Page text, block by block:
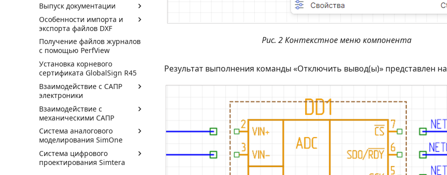
Выпуск документации
Особенности импорта и
экспорта файлов DXF
Получение файлов журналов
с помощью PerfView
Установка корневого
сертификата GlobalSign R45
Взаимодействие с САПР
электроники
Взаимодействие с
механическими САПР
Система аналогового
моделирования SimOne
Система цифрового
проектирования Simtera
Рис. 2 Контекстное меню компонента
Результат выполнения команды «Отключить вывод(ы)» представлен на